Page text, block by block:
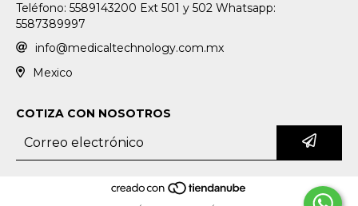
Teléfono: 5589143200 Ext 501 y 502 Whatsapp:
5587389997
info@medicaltechnology.com.mx
Mexico
COTIZA CON NOSOTROS